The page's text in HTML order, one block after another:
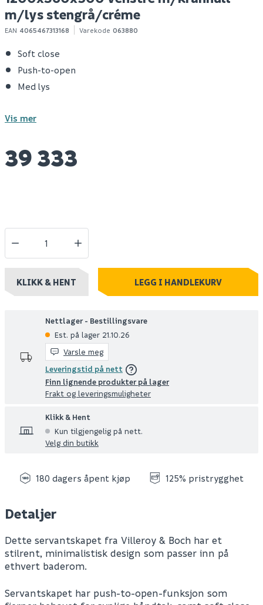
m/lys stengrå/créme
EAN 4065467313168 Varekode 063880
Soft close
Push-to-open
Med lys
Vis mer
39 333
KLIKK & HENT LEGG I HANDLEKURV
Nettlager - Bestillingsvare
Est. på lager 21.10.26
Varsle meg
Leveringstid på nett
Finn lignende produkter på lager
Frakt og leveringsmuligheter
Klikk & Hent
Kun tilgjengelig på nett.
Velg din butikk
180 dagers åpent kjøp 125% pristrygghet
Detaljer
Dette servantskapet fra Villeroy & Boch har et
stilrent, minimalistisk design som passer inn på
ethvert baderom.
Servantskapet har push-to-open-funksjon som